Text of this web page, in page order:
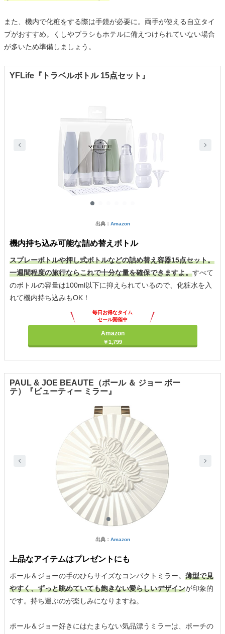
また、機内で化粧をする際は手鏡が必要に。両手が使える自立タイ
プがおすすめ。くしやブラシもホテルに備えつけられていない場合
が多いため準備しましょう。
YFLife『トラベルボトル 15点セット』
出典： Amazon
機内持ち込み可能な詰め替えボトル
スプレーボトルや押し式ボトルなどの詰め替え容器15点セット。
一週間程度の旅行ならこれで十分な量を確保できますよ。すべて
のボトルの容量は100ml以下に抑えられているので、化粧水を入
れて機内持ち込みもOK！
毎日お得なタイム
セール開催中
Amazon
￥1,799
PAUL & JOE BEAUTE（ポール ＆ ジョー ボー
テ）『ビューティー ミラー』
出典： Amazon
上品なアイテムはプレゼントにも
ポール＆ジョーの手のひらサイズなコンパクトミラー。 薄型で見
やすく、ずっと眺めていても飽きない愛らしいデザインが印象的
です。持ち運ぶのが楽しみになりますね。
ポール＆ジョー好きにはたまらない気品漂うミラーは、ポーチの